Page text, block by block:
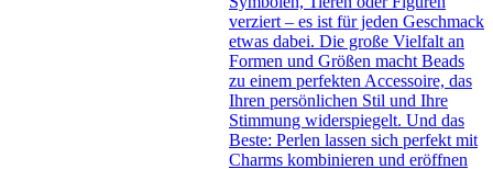
verziert – es ist für jeden Geschmack
etwas dabei. Die große Vielfalt an
Formen und Größen macht Beads
zu einem perfekten Accessoire, das
Ihren persönlichen Stil und Ihre
Stimmung widerspiegelt. Und das
Beste: Perlen lassen sich perfekt mit
Charms kombinieren und eröffnen